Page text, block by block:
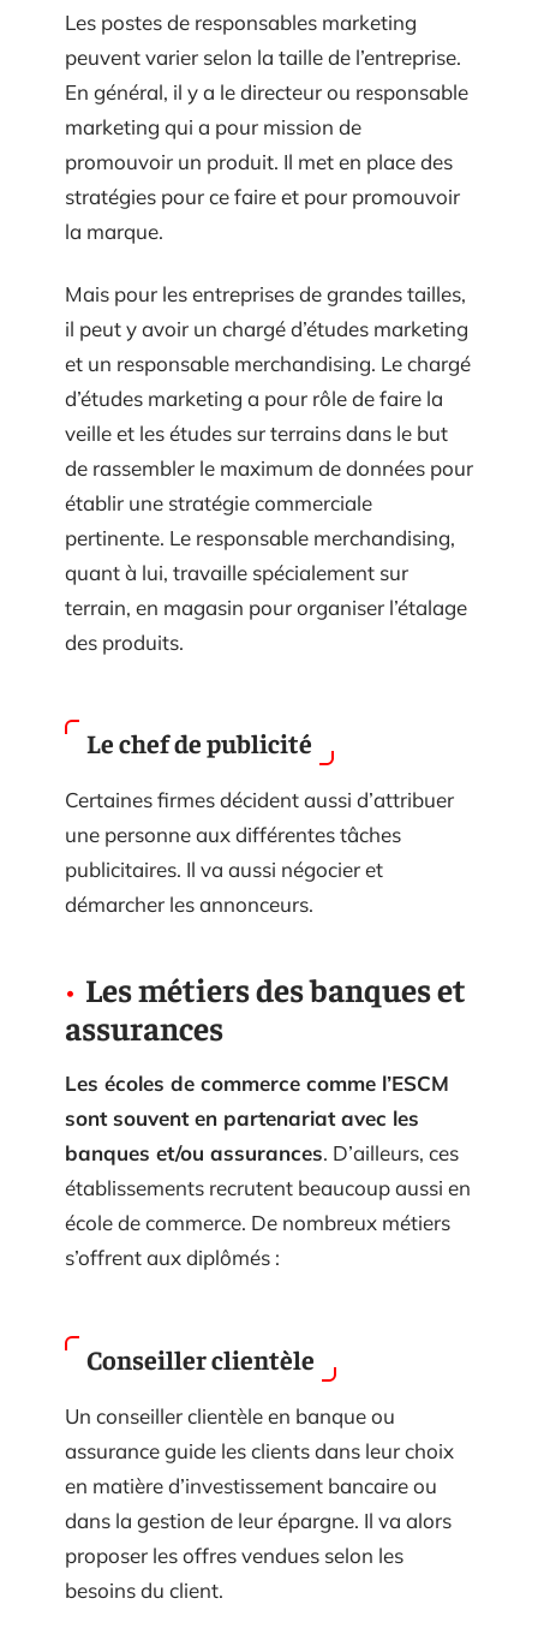
Les postes de responsables marketing
peuvent varier selon la taille de l’entreprise.
En général, il y a le directeur ou responsable
marketing qui a pour mission de
promouvoir un produit. Il met en place des
stratégies pour ce faire et pour promouvoir
la marque.
Mais pour les entreprises de grandes tailles,
il peut y avoir un chargé d’études marketing
et un responsable merchandising. Le chargé
d’études marketing a pour rôle de faire la
veille et les études sur terrains dans le but
de rassembler le maximum de données pour
établir une stratégie commerciale
pertinente. Le responsable merchandising,
quant à lui, travaille spécialement sur
terrain, en magasin pour organiser l’étalage
des produits.
Le chef de publicité
Certaines firmes décident aussi d’attribuer
une personne aux différentes tâches
publicitaires. Il va aussi négocier et
démarcher les annonceurs.
Les métiers des banques et
assurances
Les écoles de commerce comme l’ESCM
sont souvent en partenariat avec les
banques et/ou assurances. D’ailleurs, ces
établissements recrutent beaucoup aussi en
école de commerce. De nombreux métiers
s’offrent aux diplômés :
Conseiller clientèle
Un conseiller clientèle en banque ou
assurance guide les clients dans leur choix
en matière d’investissement bancaire ou
dans la gestion de leur épargne. Il va alors
proposer les offres vendues selon les
besoins du client.